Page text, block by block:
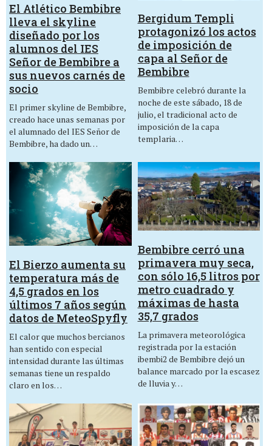
El Atlético Bembibre
lleva el skyline
diseñado por los
alumnos del IES
Señor de Bembibre a
sus nuevos carnés de
socio
El primer skyline de Bembibre,
creado hace unas semanas por
el alumnado del IES Señor de
Bembibre, ha dado un…
Bergidum Templi
protagonizó los actos
de imposición de
capa al Señor de
Bembibre
Bembibre celebró durante la
noche de este sábado, 18 de
julio, el tradicional acto de
imposición de la capa
templaria…
El Bierzo aumenta su
temperatura más de
4,5 grados en los
últimos 7 años según
datos de MeteoSpyfly
El calor que muchos bercianos
han sentido con especial
intensidad durante las últimas
semanas tiene un respaldo
claro en los…
Bembibre cerró una
primavera muy seca,
con sólo 16,5 litros por
metro cuadrado y
máximas de hasta
35,7 grados
La primavera meteorológica
registrada por la estación
ibembi2 de Bembibre dejó un
balance marcado por la escasez
de lluvia y…